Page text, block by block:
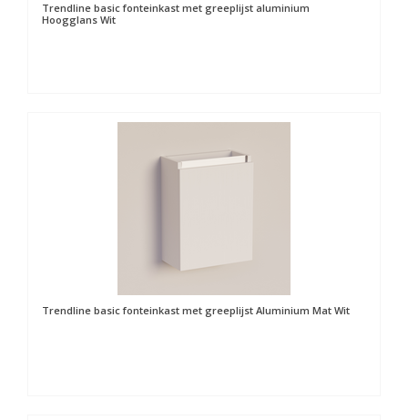
Trendline basic fonteinkast met greeplijst aluminium
Hoogglans Wit
Trendline basic fonteinkast met greeplijst Aluminium Mat Wit